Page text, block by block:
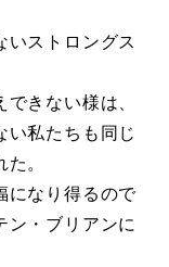
いストロングス
きない様は、
い私たちも同じ
。
になり得るので
ン・ブリアンに